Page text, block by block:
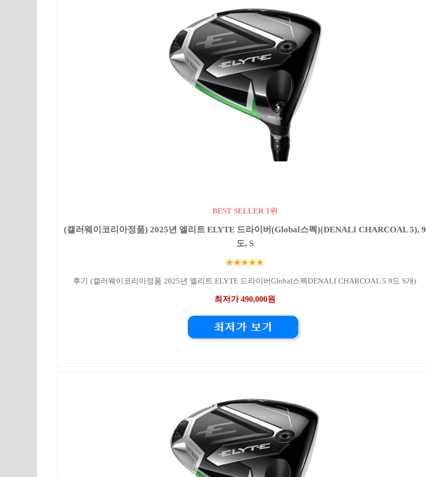
BEST SELLER 1위
(캘러웨이코리아정품) 2025년 엘리트 ELYTE 드라이버(Global스펙)(DENALI CHARCOAL 5), 9
도, S
★★★★★
후기 (캘러웨이코리아정품 2025년 엘리트 ELYTE 드라이버Global스펙DENALI CHARCOAL 5 9도 S개)
최저가 490,000원